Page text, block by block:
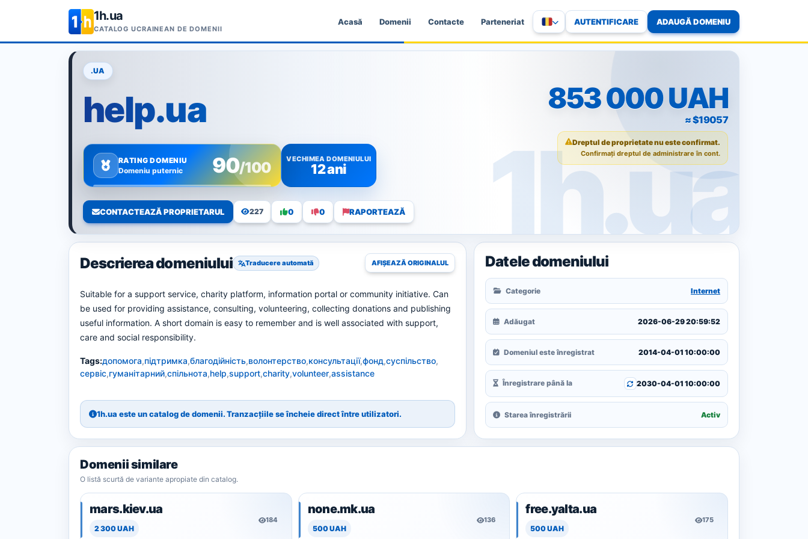
1h.ua
CATALOG UCRAINEAN DE DOMENII
Acasă Domenii Contacte Parteneriat AUTENTIFICARE ADAUGĂ DOMENIU
.UA
help.ua
RATING DOMENIU
Domeniu puternic
90/100
VECHIMEA DOMENIULUI
12 ani
853 000 UAH
≈ $19057
Dreptul de proprietate nu este confirmat.
Confirmați dreptul de administrare în cont.
CONTACTEAZĂ PROPRIETARUL 227 0 0 RAPORTEAZĂ
Descrierea domeniului Traducere automată AFIȘEAZĂ ORIGINALUL
Suitable for a support service, charity platform, information portal or community initiative. Can
be used for providing assistance, consulting, volunteering, collecting donations and publishing
useful information. A short domain is easy to remember and is well associated with support,
care and social responsibility.
Tags:допомога,підтримка,благодійність,волонтерство,консультації,фонд,суспільство,
сервіс,гуманітарний,спільнота,help,support,charity,volunteer,assistance
1h.ua este un catalog de domenii. Tranzacțiile se încheie direct între utilizatori.
Datele domeniului
Categorie Internet
Adăugat 2026-06-29 20:59:52
Domeniul este înregistrat 2014-04-01 10:00:00
Înregistrare până la 2030-04-01 10:00:00
Starea înregistrării Activ
Domenii similare
O listă scurtă de variante apropiate din catalog.
mars.kiev.ua
2 300 UAH
184
none.mk.ua
500 UAH
136
free.yalta.ua
500 UAH
175